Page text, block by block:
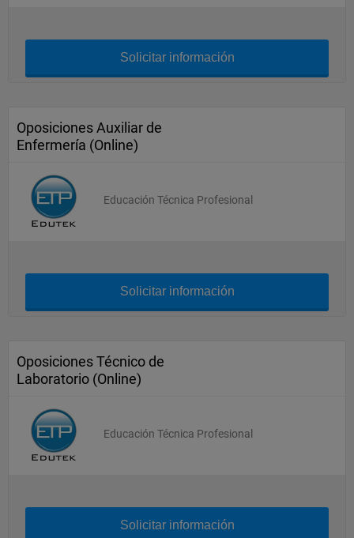
Solicitar información
Oposiciones Auxiliar de
Enfermería (Online)
Educación Técnica Profesional
Solicitar información
Oposiciones Técnico de
Laboratorio (Online)
Educación Técnica Profesional
Solicitar información